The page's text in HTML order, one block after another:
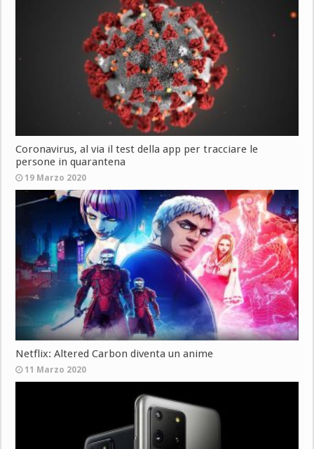
Coronavirus, al via il test della app per tracciare le
persone in quarantena
19 Marzo 2020
Netflix: Altered Carbon diventa un anime
11 Marzo 2020